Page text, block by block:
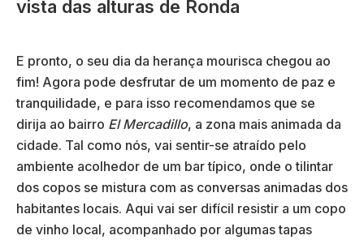
vista das alturas de Ronda
E pronto, o seu dia da herança mourisca chegou ao
fim! Agora pode desfrutar de um momento de paz e
tranquilidade, e para isso recomendamos que se
dirija ao bairro El Mercadillo, a zona mais animada da
cidade. Tal como nós, vai sentir-se atraído pelo
ambiente acolhedor de um bar típico, onde o tilintar
dos copos se mistura com as conversas animadas dos
habitantes locais. Aqui vai ser difícil resistir a um copo
de vinho local, acompanhado por algumas tapas